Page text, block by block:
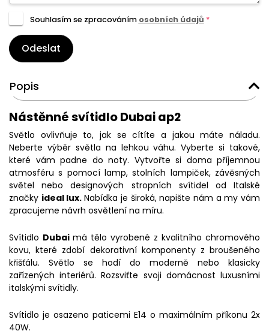
Souhlasím se zpracováním osobních údajů *
Odeslat
Popis
Nástěnné svítidlo Dubai ap2
Světlo ovlivňuje to, jak se cítíte a jakou máte náladu.
Neberte výběr světla na lehkou váhu. Vyberte si takové,
které vám padne do noty. Vytvořte si doma příjemnou
atmosféru s pomocí lamp, stolních lampiček, závěsných
světel nebo designových stropních svítidel od Italské
značky ideal lux.Nabídka je široká, napište nám a my vám
zpracujeme návrh osvětlení na míru.
Svítidlo Dubai má tělo vyrobené z kvalitního chromového
kovu, které zdobí dekorativní komponenty z broušeného
křišťálu. Světlo se hodí do moderně nebo klasicky
zařízených interiérů. Rozsviťte svoji domácnost luxusními
italskými svítidly.
Svítidlo je osazeno paticemi E14 o maximálním příkonu 2x
40W.